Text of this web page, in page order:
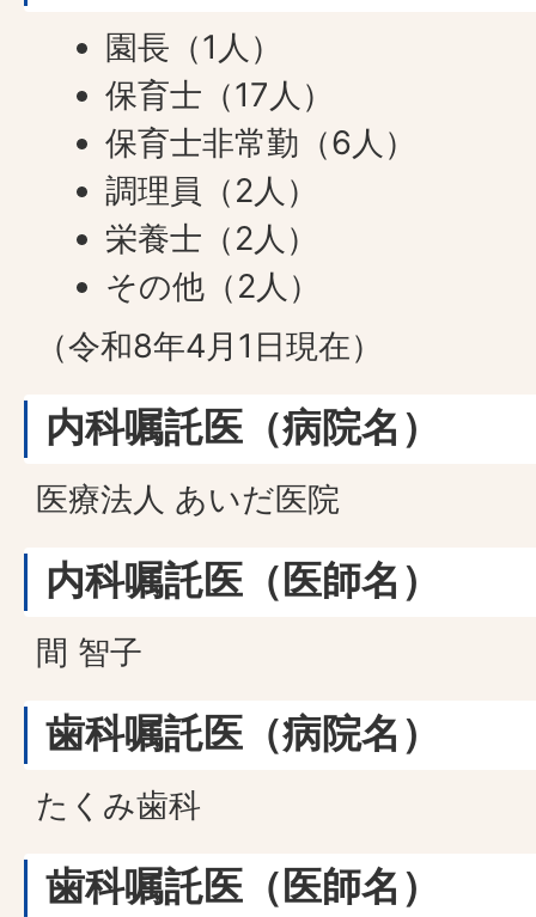
園長（1人）
保育士（17人）
保育士非常勤（6人）
調理員（2人）
栄養士（2人）
その他（2人）
（令和8年4月1日現在）
内科嘱託医（病院名）
医療法人 あいだ医院
内科嘱託医（医師名）
間 智子
歯科嘱託医（病院名）
たくみ歯科
歯科嘱託医（医師名）